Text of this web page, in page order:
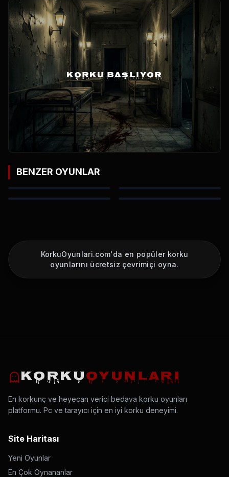
KORKU BAŞLIYOR
BENZER OYUNLAR
KorkuOyunlari.com'da en popüler korku
oyunlarını ücretsiz çevrimiçi oyna.
KORKUOYUNLARI
En korkunç ve heyecan verici bedava korku oyunları
platformu. Pc ve tarayıcı için en iyi korku deneyimi.
Site Haritası
Yeni Oyunlar
En Çok Oynananlar